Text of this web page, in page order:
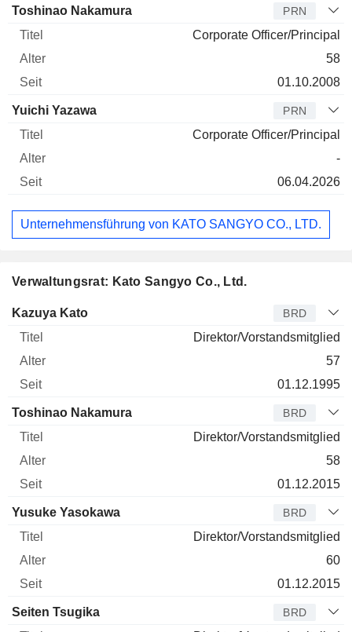
Toshinao Nakamura PRN
Corporate Officer/Principal
58
01.10.2008
Yuichi Yazawa PRN
Corporate Officer/Principal
-
06.04.2026
Unternehmensführung von KATO SANGYO CO., LTD.
Verwaltungsrat: Kato Sangyo Co., Ltd.
Verwaltungsratsmitglied
Kazuya Kato BRD
Direktor/Vorstandsmitglied
57
01.12.1995
Toshinao Nakamura BRD
Direktor/Vorstandsmitglied
58
01.12.2015
Yusuke Yasokawa BRD
Direktor/Vorstandsmitglied
60
01.12.2015
Seiten Tsugika BRD